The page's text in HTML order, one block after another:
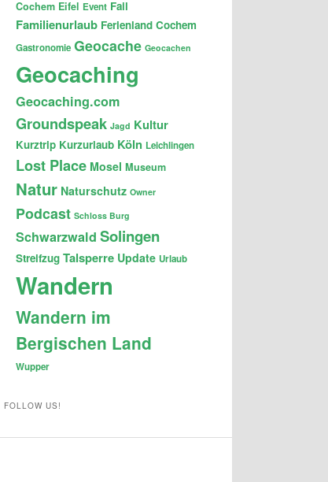
Cochem Eifel Event Fail
Familienurlaub Ferienland Cochem
Gastronomie Geocache Geocachen
Geocaching
Geocaching.com
Groundspeak Jagd Kultur
Kurztrip Kurzurlaub Köln Leichlingen
Lost Place Mosel Museum
Natur Naturschutz Owner
Podcast Schloss Burg
Schwarzwald Solingen
Streifzug Talsperre Update Urlaub
Wandern
Wandern im
Bergischen Land
Wupper
FOLLOW US!